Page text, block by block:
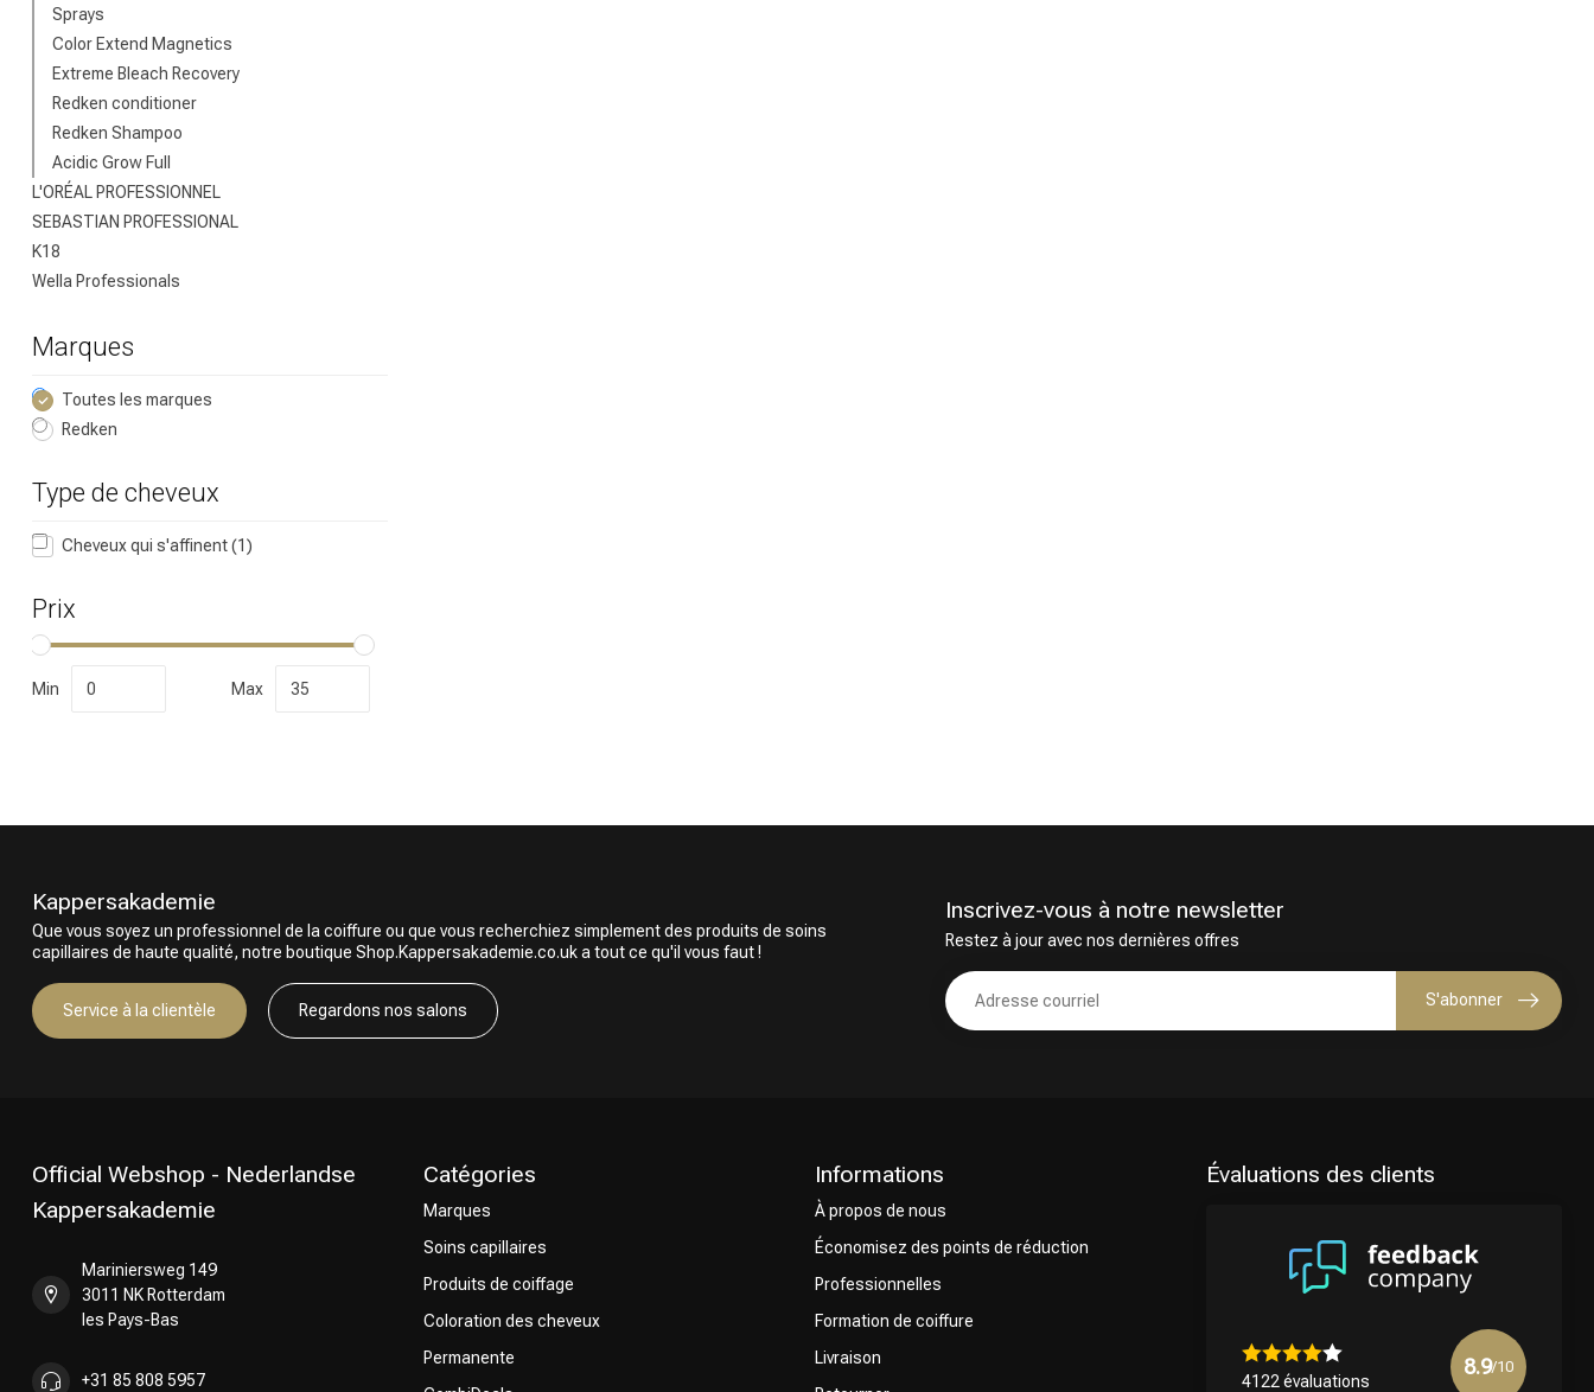
Sprays
Color Extend Magnetics
Extreme Bleach Recovery
Redken conditioner
Redken Shampoo
Acidic Grow Full
L'ORÉAL PROFESSIONNEL
SEBASTIAN PROFESSIONAL
K18
Wella Professionals
Marques
Toutes les marques
Redken
Type de cheveux
Cheveux qui s'affinent(1)
Prix
Min Max
Kappersakademie
Que vous soyez un professionnel de la coiffure ou que vous recherchiez simplement des produits de soins
capillaires de haute qualité, notre boutique Shop.Kappersakademie.co.uk a tout ce qu'il vous faut !
Service à la clientèle Regardons nos salons
Inscrivez-vous à notre newsletter
Restez à jour avec nos dernières offres
S'abonner
Official Webshop - Nederlandse
Kappersakademie
Mariniersweg 149
3011 NK Rotterdam
les Pays-Bas
+31 85 808 5957
Catégories
Marques
Soins capillaires
Produits de coiffage
Coloration des cheveux
Permanente
Informations
À propos de nous
Économisez des points de réduction
Professionnelles
Formation de coiffure
Livraison
Évaluations des clients
4122 évaluations
8.9/10